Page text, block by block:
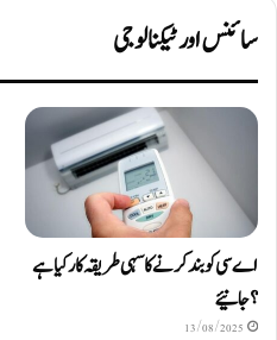
سائنس اور ٹیکنالوجی
اے سی کو بند کرنے کا سہی طریقہ کار کیا ہے
؟ جانیئے
13/08/2025